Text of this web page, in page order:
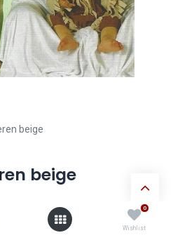
0
Wishlist
beige
beige
huur verkleedkledij